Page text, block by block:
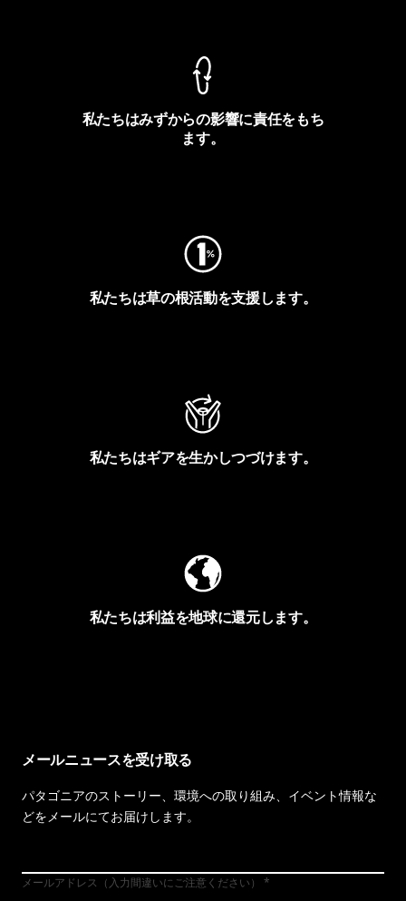
私たちはみずからの影響に責任をもち
ます。
私たちは草の根活動を支援します。
私たちはギアを生かしつづけます。
私たちは利益を地球に還元します。
メールニュースを受け取る
パタゴニアのストーリー、環境への取り組み、イベント情報な
どをメールにてお届けします。
メールアドレス（入力間違いにご注意ください）